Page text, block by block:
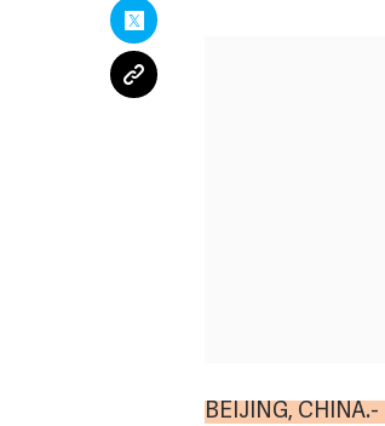
BEIJING,